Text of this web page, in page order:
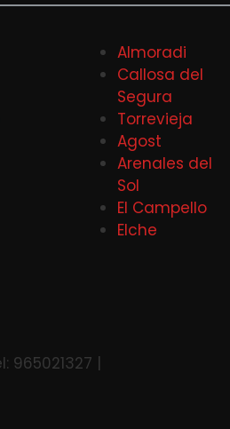
Almoradi
Callosa del
Segura
Torrevieja
Agost
Arenales del
Sol
El Campello
Elche
965021327 |